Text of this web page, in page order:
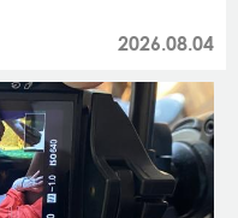
2026.08.04